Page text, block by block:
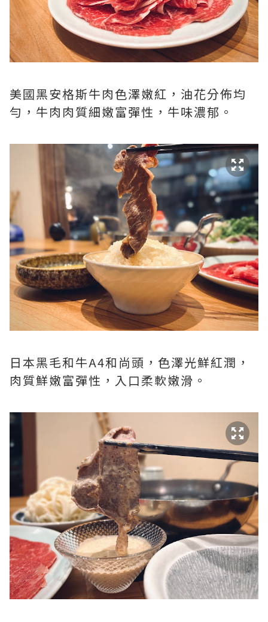
美國黑安格斯牛肉色澤嫩紅，油花分佈均
勻，牛肉肉質細嫩富彈性，牛味濃郁。
日本黑毛和牛A4和尚頭，色澤光鮮紅潤，
肉質鮮嫩富彈性，入口柔軟嫩滑。